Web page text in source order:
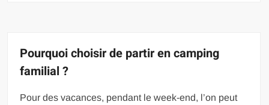
Pourquoi choisir de partir en camping
familial ?
Pour des vacances, pendant le week-end, l’on peut